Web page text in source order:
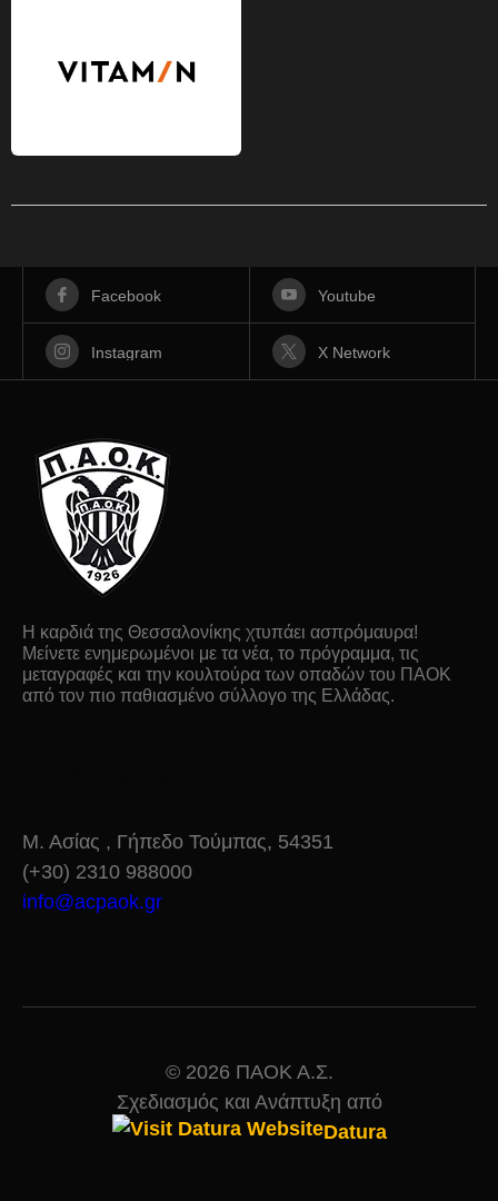
Facebook Youtube
Instagram X Network
Η καρδιά της Θεσσαλονίκης χτυπάει ασπρόμαυρα!
Μείνετε ενημερωμένοι με τα νέα, το πρόγραμμα, τις
μεταγραφές και την κουλτούρα των οπαδών του ΠΑΟΚ
από τον πιο παθιασμένο σύλλογο της Ελλάδας.
Μ. Ασίας , Γήπεδο Τούμπας, 54351
(+30) 2310 988000
info@acpaok.gr
© 2026 ΠΑΟΚ Α.Σ.
Σχεδιασμός και Ανάπτυξη από
Datura